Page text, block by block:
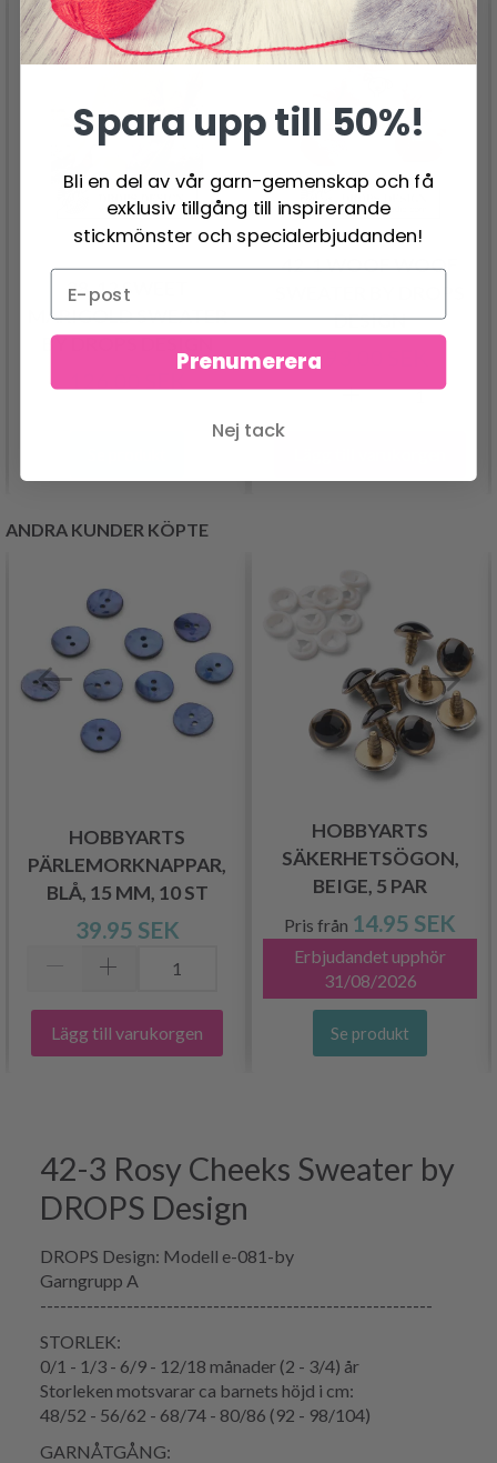
38-12 SWEET
MARIGOLD SWEATER
BY DROPS DESIGN
42-1 WOOF WOOF
DESIGN
193.00 SEK
ANDRA KUNDER KÖPTE
HOBBYARTS
PÄRLEMORKNAPPAR,
BLÅ, 15 MM, 10 ST
39.95 SEK
Lägg till varukorgen
HOBBYARTS
SÄKERHETSÖGON,
BEIGE, 5 PAR
Pris från 14.95 SEK
Erbjudandet upphör
31/08/2026
Se produkt
42-3 Rosy Cheeks Sweater by
DROPS Design
DROPS Design: Modell e-081-by
Garngrupp A
-----------------------------------------------------------
STORLEK:
0/1 - 1/3 - 6/9 - 12/18 månader (2 - 3/4) år
Storleken motsvarar ca barnets höjd i cm:
48/52 - 56/62 - 68/74 - 80/86 (92 - 98/104)
GARNÅTGÅNG:
Spara upp till 50%!
Bli en del av vår garn-gemenskap och få
exklusiv tillgång till inspirerande
stickmönster och specialerbjudanden!
Prenumerera
Nej tack